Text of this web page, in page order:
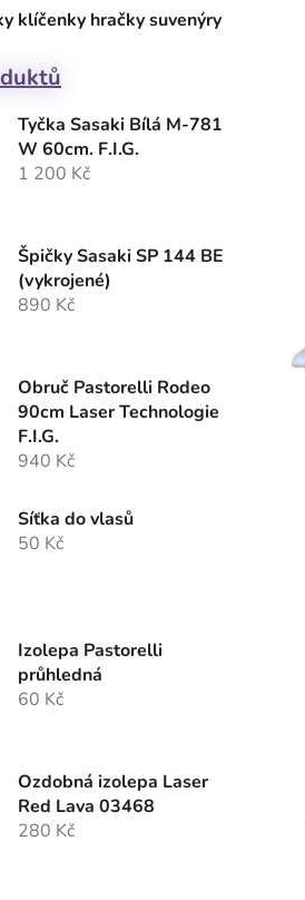
klíčenky hračky suvenýry
Tyčka Sasaki Bílá M-781
W 60cm. F.I.G.
1 200 Kč
Špičky Sasaki SP 144 BE
(vykrojené)
890 Kč
Obruč Pastorelli Rodeo
90cm Laser Technologie
F.I.G.
940 Kč
Síťka do vlasů
50 Kč
Izolepa Pastorelli
průhledná
60 Kč
Ozdobná izolepa Laser
Red Lava 03468
280 Kč